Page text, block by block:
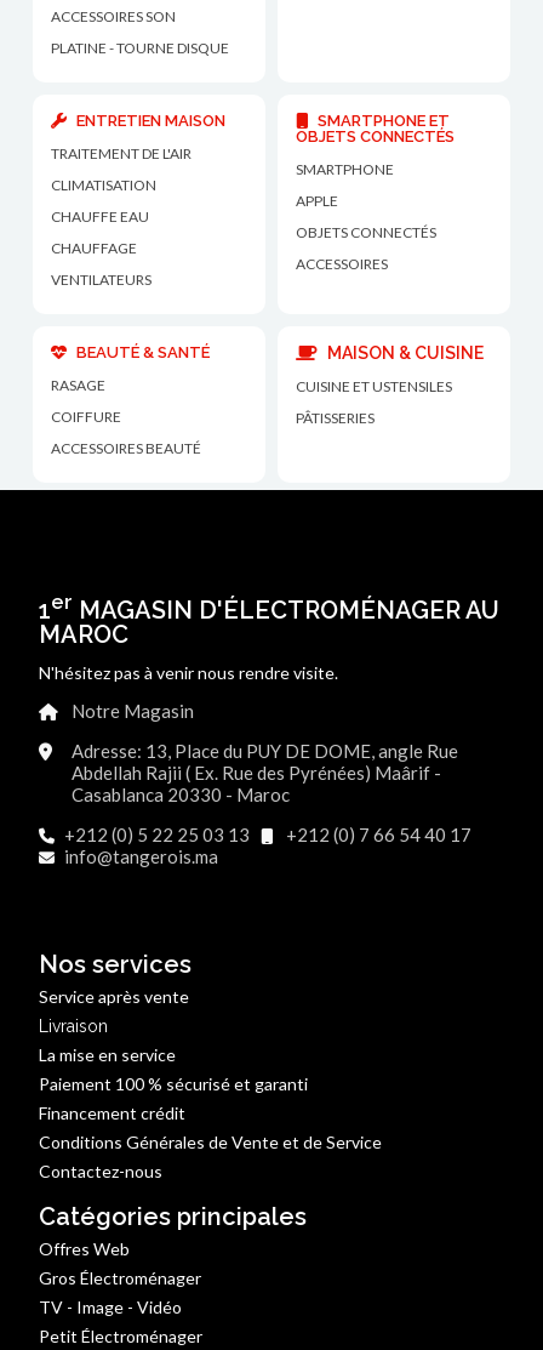
ACCESSOIRES SON
PLATINE - TOURNE DISQUE
ENTRETIEN MAISON
TRAITEMENT DE L'AIR
CLIMATISATION
CHAUFFE EAU
CHAUFFAGE
VENTILATEURS
SMARTPHONE ET
OBJETS CONNECTÉS
SMARTPHONE
APPLE
OBJETS CONNECTÉS
ACCESSOIRES
BEAUTÉ & SANTÉ
RASAGE
COIFFURE
ACCESSOIRES BEAUTÉ
MAISON & CUISINE
CUISINE ET USTENSILES
PÂTISSERIES
1er MAGASIN D'ÉLECTROMÉNAGER AU
MAROC
N'hésitez pas à venir nous rendre visite.
Notre Magasin
Adresse: 13, Place du PUY DE DOME, angle Rue
Abdellah Rajii ( Ex. Rue des Pyrénées) Maârif -
Casablanca 20330 - Maroc
+212 (0) 5 22 25 03 13
+212 (0) 7 66 54 40 17
info@tangerois.ma
Nos services
Service après vente
Livraison
La mise en service
Paiement 100 % sécurisé et garanti
Financement crédit
Conditions Générales de Vente et de Service
Contactez-nous
Catégories principales
Offres Web
Gros Électroménager
TV - Image - Vidéo
Petit Électroménager